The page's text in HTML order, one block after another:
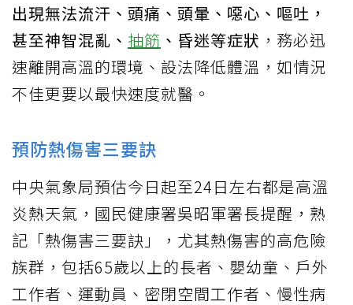
出現無法流汗、頭痛、頭暈、噁心、嘔吐，
甚至神智混亂、 抽筋 、昏迷等症狀 ，務必迅
速離開高溫的環境、設法降低體溫，如情況
不佳更要以最快速度就醫。
預防熱傷害三要訣
中央氣象局預估今日起至24日左右都是高溫
炎熱天氣，國民健康署吳昭軍署長提醒，熟
記「熱傷害三要訣」，尤其熱傷害的高危險
族群，包括65歲以上的長者、嬰幼童、戶外
工作者、運動員、密閉空間工作者、慢性病